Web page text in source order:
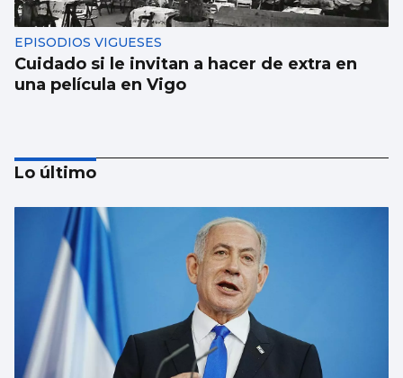
EPISODIOS VIGUESES
Cuidado si le invitan a hacer de extra en
una película en Vigo
El Puerto pone en marcha el cambio del
“skyline” de Guixar
Lo último